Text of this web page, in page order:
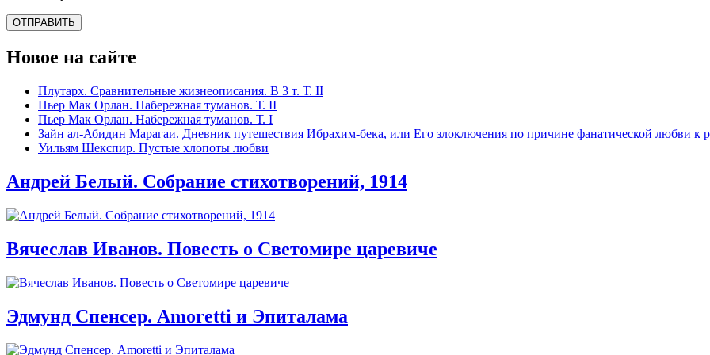
Новое на сайте
Плутарх. Сравнительные жизнеописания. В 3 т. Т. II
Пьер Мак Орлан. Набережная туманов. Т. II
Пьер Мак Орлан. Набережная туманов. Т. I
Зайн ал-Абидин Марагаи. Дневник путешествия Ибрахим-бека, или Его злоключения по причине фанатической любви к
Уильям Шекспир. Пустые хлопоты любви
Андрей Белый. Собрание стихотворений, 1914
Вячеслав Иванов. Повесть о Светомире царевиче
Эдмунд Спенсер. Amoretti и Эпиталама